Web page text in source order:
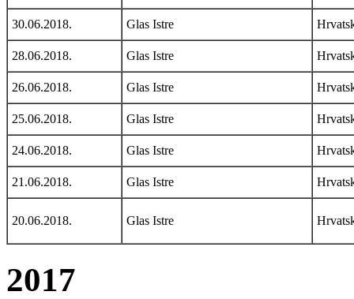
30.06.2018. Glas Istre
28.06.2018. Glas Istre
26.06.2018. Glas Istre
25.06.2018. Glas Istre
24.06.2018. Glas Istre
21.06.2018. Glas Istre
20.06.2018. Glas Istre
2017